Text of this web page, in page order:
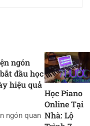
ngón
đầu học
hiệu quả
ngón quan
Học Piano
Online Tại
Nhà: Lộ